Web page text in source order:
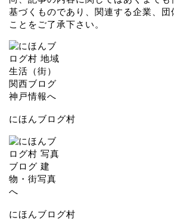
基づくものであり、関連する企業、団
ことをご了承下さい。
にほんブログ村
にほんブログ村